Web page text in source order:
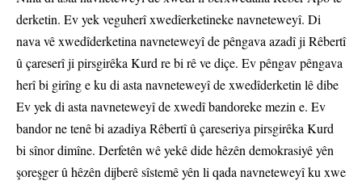
derketin. Ev yek veguherî xwedîerketineke navneteweyî. Di
nava vê xwedîderketina navneteweyî de pêngava azadî ji Rêbertî
û çareserî ji pirsgirêka Kurd re bi rê ve diçe. Ev pêngav pêngava
herî bi girîng e ku di asta navneteweyî de xwedîderketin lê dibe
Ev yek di asta navneteweyî de xwedî bandoreke mezin e. Ev
bandor ne tenê bi azadiya Rêbertî û çareseriya pirsgirêka Kurd
bi sînor dimîne. Derfetên wê yekê dide hêzên demokrasiyê yên
şoreşger û hêzên dijberê sîstemê yên li qada navneteweyî ku xwe